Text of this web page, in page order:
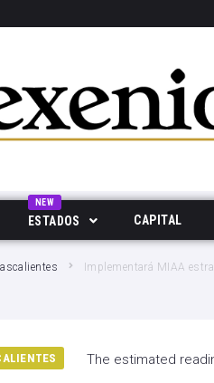
ESTADOS
NEW
Edo Mex
CAPITAL
Implementará MIAA
The estimated
THIS WEBSITE